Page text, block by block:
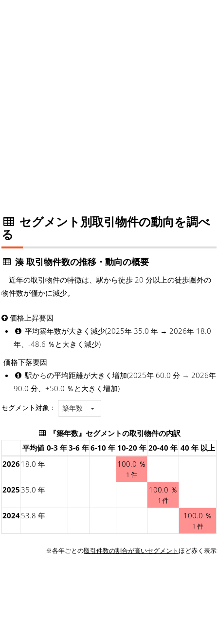
セグメント別取引物件の動向を調べ
る
湊 取引物件数の推移・動向の概要
近年の取引物件の特徴は、駅から徒歩 20 分以上の徒歩圏外の
物件数が僅かに減少。
価格上昇要因
平均築年数が大きく減少(2025年 35.0 年 → 2026年 18.0
年、-48.6 ％と大きく減少)
価格下落要因
駅からの平均距離が大きく増加(2025年 60.0 分 → 2026年
90.0 分、+50.0 ％と大きく増加)
セグメント対象： 築年数
『築年数』セグメントの取引物件の内訳
平均値 0-3 年3-6 年6-10 年 10-20 年 20-40 年 40 年 以上
2026 18.0 年 100.0 ％
1 件
202535.0 年 100.0 ％
1 件
202453.8 年 100.0 ％
1 件
※各年ごとの取引件数の割合が高いセグメントほど赤く表示